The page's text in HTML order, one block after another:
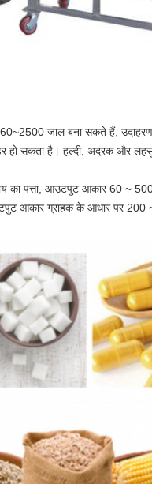
जाल बना सकते हैं,
हो सकता है। हल्दी, अदरक और
का पत्ता, आउटपुट आकार 60 ~
आकार ग्राहक के आधार पर